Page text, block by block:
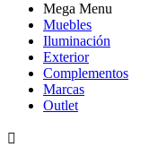
Mega Menu
Muebles
Iluminación
Exterior
Complementos
Marcas
Outlet
